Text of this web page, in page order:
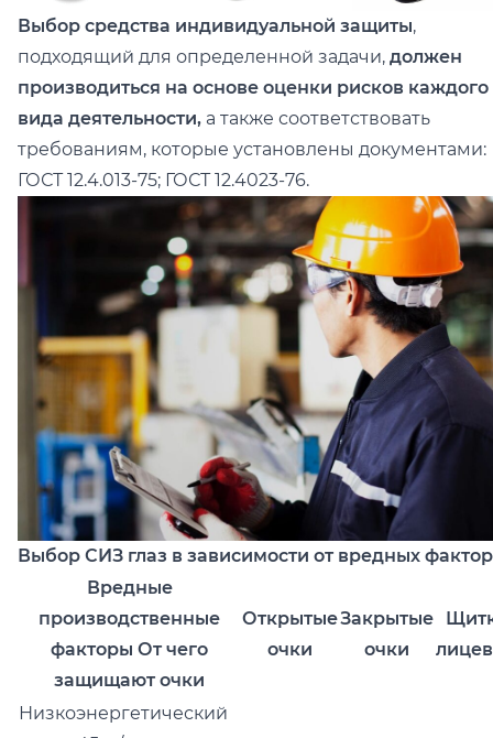
Выбор средства индивидуальной защиты,
подходящий для определенной задачи, должен
производиться на основе оценки рисков каждого
вида деятельности, а также соответствовать
требованиям, которые установлены документами:
ГОСТ 12.4.013-75; ГОСТ 12.4023-76.
Выбор СИЗ глаз в зависимости от вредных
Вредные
производственные
факторы От чего
защищают очки
Открытые
очки
Закрытые
очки
Низкоэнергетический